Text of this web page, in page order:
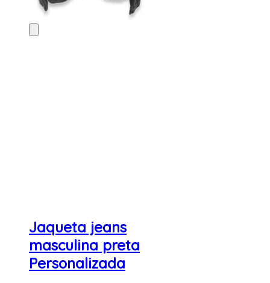
Jaqueta jeans
masculina preta
Personalizada